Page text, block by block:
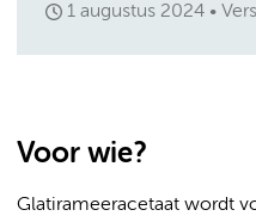
1 augustus 2024
Voor wie?
Glatirameeracetaat wordt